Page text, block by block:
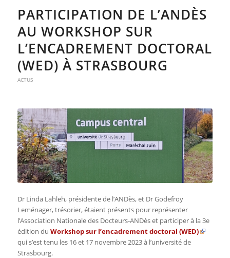
PARTICIPATION DE L’ANDÈS
AU WORKSHOP SUR
L’ENCADREMENT DOCTORAL
(WED) À STRASBOURG
ACTUS
Dr Linda Lahleh, présidente de l’ANDès, et Dr Godefroy
Leménager, trésorier, étaient présents pour représenter
l’Association Nationale des Docteurs-ANDès et participer à la 3e
édition du Workshop sur l’encadrement doctoral (WED)
qui s’est tenu les 16 et 17 novembre 2023 à l’université de
Strasbourg.